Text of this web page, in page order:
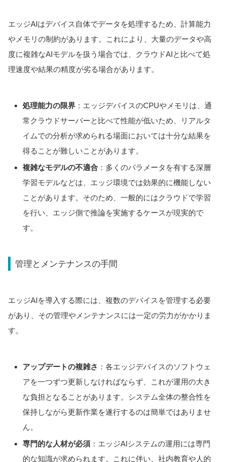
エッジAIはデバイス自体でデータを処理するため、計算能力
やメモリの制約があります。これにより、大量のデータや高
度に複雑なAIモデルを扱う場合では、クラウドAIと比べて処
理速度や結果の精度が劣る場合があります。
処理能力の限界 ：エッジデバイスのCPUやメモリは、通
常クラウドサーバーと比べて性能が低いため、リアルタ
イムでの分析が求められる場面においては十分な結果を
得ることが難しいことがあります。
複雑なモデルの不適合 ：多くのパラメータを有する深層
学習モデルなどは、エッジ環境では効果的に機能しない
ことがあります。そのため、一般的にはクラウドで学習
を行い、エッジ側で推論を実施するケースが現実的で
す。
管理とメンテナンスの手間
エッジAIを導入する際には、複数のデバイスを管理する必要
があり、その管理やメンテナンスには一定の労力がかかりま
す。
アップデートの複雑さ ：各エッジデバイスのソフトウェ
アを一つずつ更新しなければならず、これが運用の大き
な負担となることがあります。システム全体の整合性を
保持しながら更新作業を遂行するのは簡単ではありませ
ん。
専門的な人材が必須 ：エッジAIシステムの運用には専門
的な知識が求められます。これに伴い、社内教育や人的